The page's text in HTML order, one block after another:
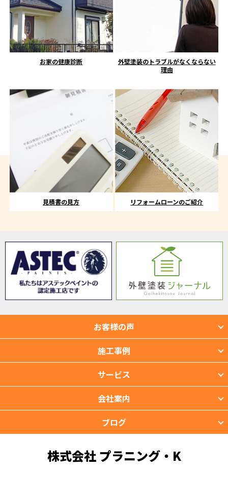
お家の健康診断
外壁塗装のトラブルがなくならない
理由
見積書の見方 リフォームローンのご紹介
お客様の声
施工事例
サービス
会社案内
ブログ
株式会社 プラニング・K